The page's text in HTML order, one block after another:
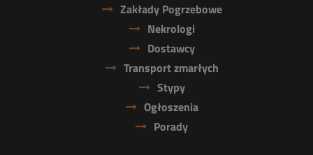
Zakłady Pogrzebowe
Nekrologi
Dostawcy
Transport zmarłych
Stypy
Ogłoszenia
Porady